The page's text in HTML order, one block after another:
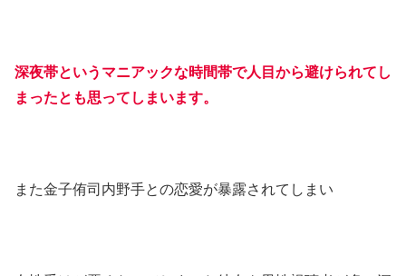
深夜帯というマニアックな時間帯で人目から避けられてし
まったとも思ってしまいます。
また金子侑司内野手との恋愛が暴露されてしまい